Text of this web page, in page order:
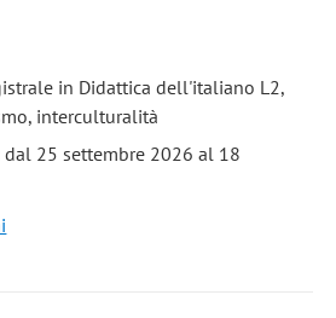
in Didattica dell'italiano L2,
interculturalità
25 settembre 2026 al 18